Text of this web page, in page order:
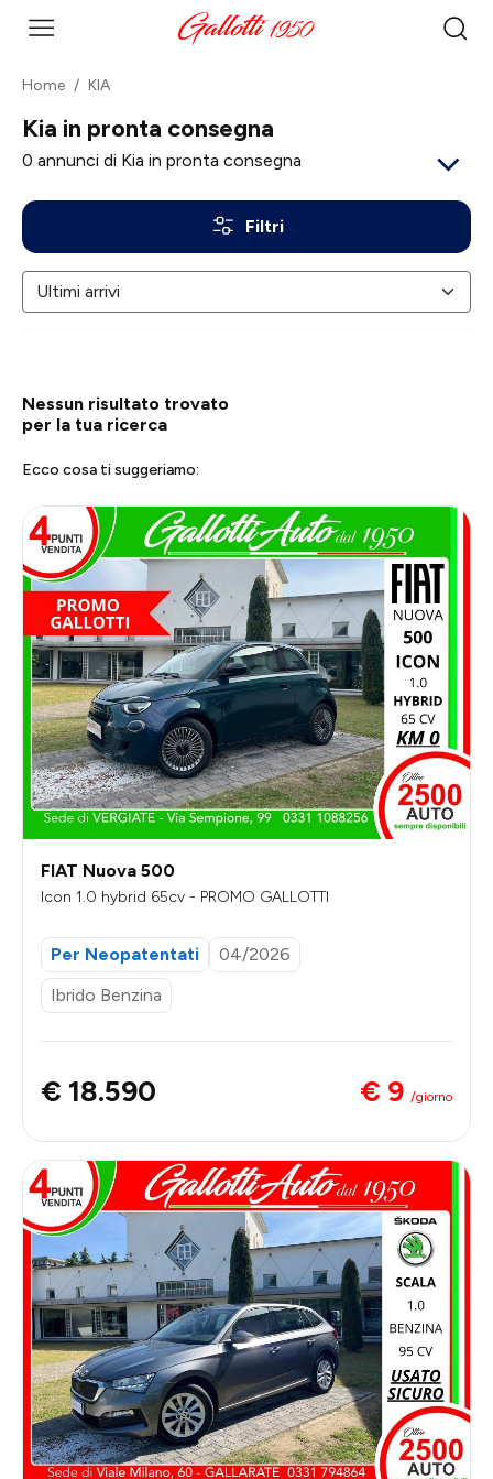
Home KIA
Kia in pronta consegna
0 annunci di Kia in pronta consegna
Filtri
Nessun risultato trovato
per la tua ricerca
Ecco cosa ti suggeriamo:
FIAT Nuova 500
Icon 1.0 hybrid 65cv - PROMO GALLOTTI
Per Neopatentati
04/2026
Ibrido Benzina
€ 18.590 € 9 /giorno